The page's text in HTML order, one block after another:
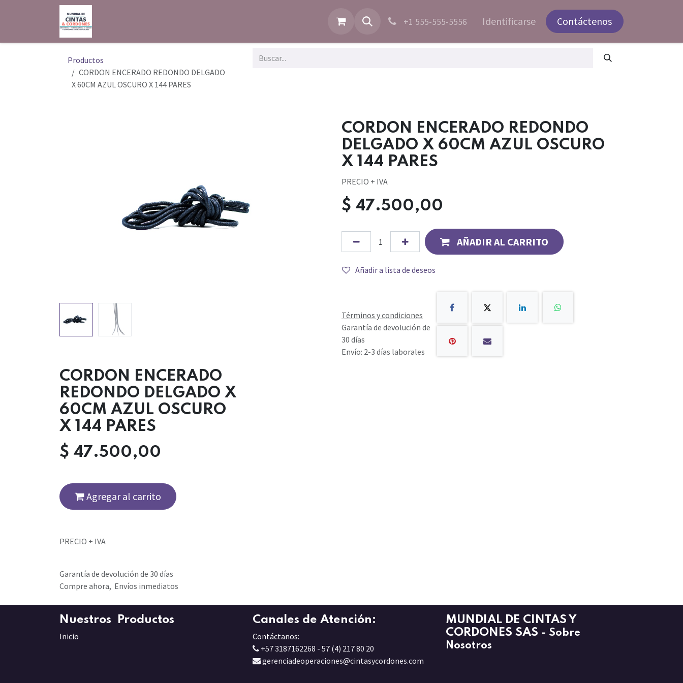
+1 555-555-5556 Identificarse Contáctenos
Productos
CORDON ENCERADO REDONDO DELGADO
X 60CM AZUL OSCURO X 144 PARES
CORDON ENCERADO REDONDO
DELGADO X 60CM AZUL OSCURO
X 144 PARES
PRECIO + IVA
$ 47.500,00
AÑADIR AL CARRITO
Añadir a lista de deseos
Términos y condiciones
Garantía de devolución de
30 días
Envío: 2-3 días laborales
CORDON ENCERADO
REDONDO DELGADO X
60CM AZUL OSCURO
X 144 PARES
$ 47.500,00
Agregar al carrito
PRECIO + IVA
Garantía de devolución de 30 días
Compre ahora, Envíos inmediatos
Nuestros Productos
Inicio
Canales de Atención:
Contáctanos:
+57 3187162268 - 57 (4) 217 80 20
gerenciadeoperaciones@cintasycordones.com
MUNDIAL DE CINTAS Y
CORDONES SAS - Sobre
Nosotros